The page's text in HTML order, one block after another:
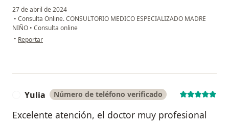
27 de abril de 2024
• Consulta Online. CONSULTORIO MEDICO ESPECIALIZADO MADRE
NIÑO • Consulta online
• en opinión del usuario Dayana
Reportar
Yulia Número de teléfono verificado
Excelente atención, el doctor muy profesional